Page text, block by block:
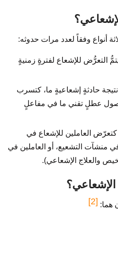
أنواع وفقاً لعدد مرات حدوثه:
التعرُّض للإشعاع لفترةٍ زمنيةٍ
حادثةٍ إشعاعيةٍ ما، كتسرب
عطلٍ تقني ما في مفاعلٍ
كتعرّض العاملين للإشعاع في
في منشآت التشعيع، أو العاملين في
والعلاج الإشعاعي).
هما: [2]